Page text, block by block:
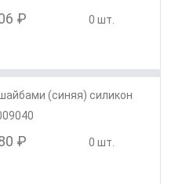
₽ 0 шт.
(синяя) силикон
₽ 0 шт.